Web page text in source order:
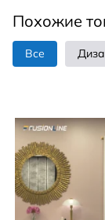
Установка :
Гарантия
Страна
задумки в
модели из
решения для
стандарта до
всё, чтобы
Кол-во
Похожие
Все